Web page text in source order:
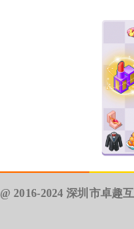
@ 2016-2024 深圳市卓趣